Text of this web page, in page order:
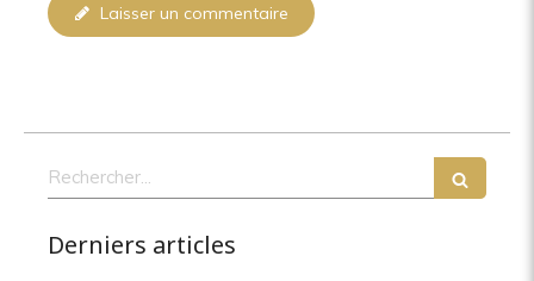
Laisser un commentaire
Rechercher
Derniers articles